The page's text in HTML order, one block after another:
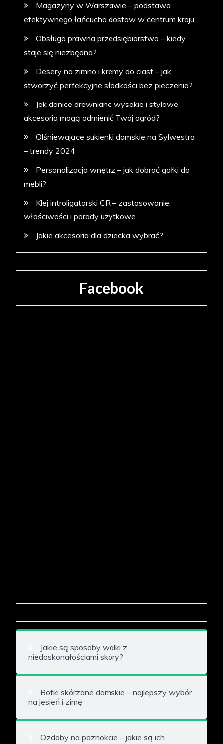
Magazyny w Warszawie – podstawa
efektywnego łańcucha dostaw w centrum kraju
Obsługa prawna przedsiębiorstwa – kiedy
staje się niezbędna?
Desery na zimno i kremy do ciast – jak
stworzyć perfekcyjne słodkości bez pieczenia?
Jak donice drewniane wysokie i stylowe
akcesoria mogą odmienić Twój ogród?
Olśniewające sukienki damskie na Sylwestra
– trendy 2024
Personalizacja wnętrz – jak dobrać gałki do
mebli?
Klej introligatorski CR – zastosowanie,
właściwości i porady użytkowe
Jakie akcesoria dla dziecka wybrać?
Facebook
Jakie są sposoby walki z
niedoskonałościami skóry?
Botki skórzane damskie – najlepszy wybór
na jesień i zimę
Ozdoby na paznokcie – jakie są ich